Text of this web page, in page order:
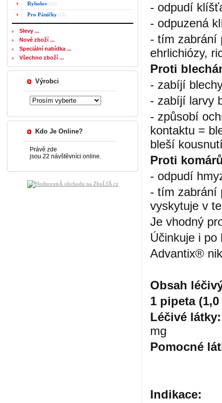
Rybolov (54)
Pro Páníčky (13)
Slevy ...
Nové zboží ...
Speciální nabídka ...
Všechno zboží ...
Výrobci
Kdo Je Online?
Právě zde
jsou 22 návštěvníci online.
- odpudí
- odpuzená
- tím zabrání
ehrlichiózy,
Proti
- zabíjí
- zabíjí larvy
- způsobí
kontaktu =
bleší
Proti
- odpudí
- tím zabrání
vyskytuje v
Je vhodný
Účinkuje i
Advantix®
Obsah
1 pipeta
Léčivé látky:
mg
Pomocné
Indikace: